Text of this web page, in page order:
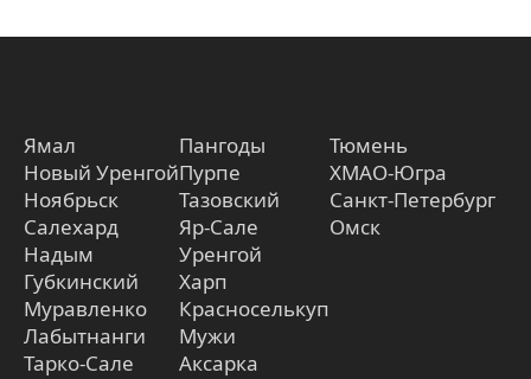
Ямал
Новый Уренгой
Ноябрьск
Салехард
Надым
Губкинский
Муравленко
Лабытнанги
Тарко-Сале
Пангоды
Пурпе
Тазовский
Яр-Сале
Уренгой
Харп
Красноселькуп
Мужи
Аксарка
Тюмень
ХМАО-Югра
Санкт-Петербург
Омск